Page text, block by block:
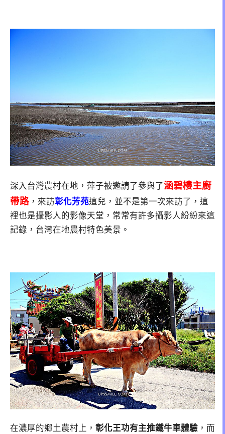
深入台灣農村在地，萍子被邀請了參與了涵碧樓主廚
帶路 ，來訪彰化芳苑這兒，並不是第一次來訪了，這
裡也是攝影人的影像天堂，常常有許多攝影人紛紛來這
記錄，台灣在地農村特色美景。
在濃厚的鄉土農村上， 彰化王功有主推鐵牛車體驗 ，而